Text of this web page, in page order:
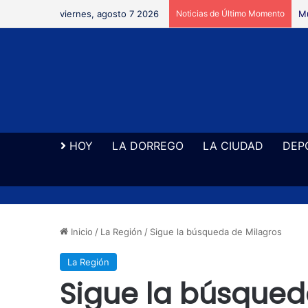
viernes, agosto 7 2026 Noticias de Último Momento
HOY LA DORREGO LA CIUDAD
Inicio / La Región / Sigue la búsqueda de Milagros
La Región
Sigue la